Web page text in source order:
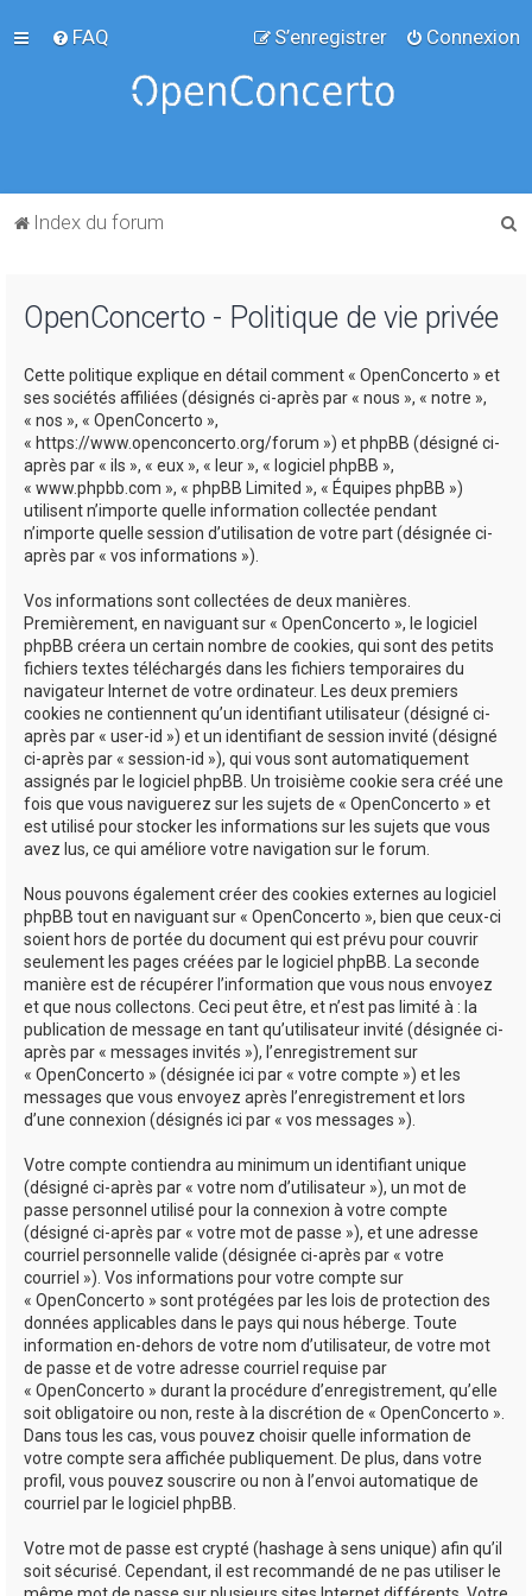
FAQ Connexion
S’enregistrer
Index du forum
OpenConcerto - Politique de vie privée
Cette politique explique en détail comment « OpenConcerto » et
ses sociétés affiliées (désignés ci-après par « nous », « notre »,
« nos », « OpenConcerto »,
« https://www.openconcerto.org/forum ») et phpBB (désigné ci-
après par « ils », « eux », « leur », « logiciel phpBB »,
« www.phpbb.com », « phpBB Limited », « Équipes phpBB »)
utilisent n’importe quelle information collectée pendant
n’importe quelle session d’utilisation de votre part (désignée ci-
après par « vos informations »).
Vos informations sont collectées de deux manières.
Premièrement, en naviguant sur « OpenConcerto », le logiciel
phpBB créera un certain nombre de cookies, qui sont des petits
fichiers textes téléchargés dans les fichiers temporaires du
navigateur Internet de votre ordinateur. Les deux premiers
cookies ne contiennent qu’un identifiant utilisateur (désigné ci-
après par « user-id ») et un identifiant de session invité (désigné
ci-après par « session-id »), qui vous sont automatiquement
assignés par le logiciel phpBB. Un troisième cookie sera créé une
fois que vous naviguerez sur les sujets de « OpenConcerto » et
est utilisé pour stocker les informations sur les sujets que vous
avez lus, ce qui améliore votre navigation sur le forum.
Nous pouvons également créer des cookies externes au logiciel
phpBB tout en naviguant sur « OpenConcerto », bien que ceux-ci
soient hors de portée du document qui est prévu pour couvrir
seulement les pages créées par le logiciel phpBB. La seconde
manière est de récupérer l’information que vous nous envoyez
et que nous collectons. Ceci peut être, et n’est pas limité à : la
publication de message en tant qu’utilisateur invité (désignée ci-
après par « messages invités »), l’enregistrement sur
« OpenConcerto » (désignée ici par « votre compte ») et les
messages que vous envoyez après l’enregistrement et lors
d’une connexion (désignés ici par « vos messages »).
Votre compte contiendra au minimum un identifiant unique
(désigné ci-après par « votre nom d’utilisateur »), un mot de
passe personnel utilisé pour la connexion à votre compte
(désigné ci-après par « votre mot de passe »), et une adresse
courriel personnelle valide (désignée ci-après par « votre
courriel »). Vos informations pour votre compte sur
« OpenConcerto » sont protégées par les lois de protection des
données applicables dans le pays qui nous héberge. Toute
information en-dehors de votre nom d’utilisateur, de votre mot
de passe et de votre adresse courriel requise par
« OpenConcerto » durant la procédure d’enregistrement, qu’elle
soit obligatoire ou non, reste à la discrétion de « OpenConcerto ».
Dans tous les cas, vous pouvez choisir quelle information de
votre compte sera affichée publiquement. De plus, dans votre
profil, vous pouvez souscrire ou non à l’envoi automatique de
courriel par le logiciel phpBB.
Votre mot de passe est crypté (hashage à sens unique) afin qu’il
soit sécurisé. Cependant, il est recommandé de ne pas utiliser le